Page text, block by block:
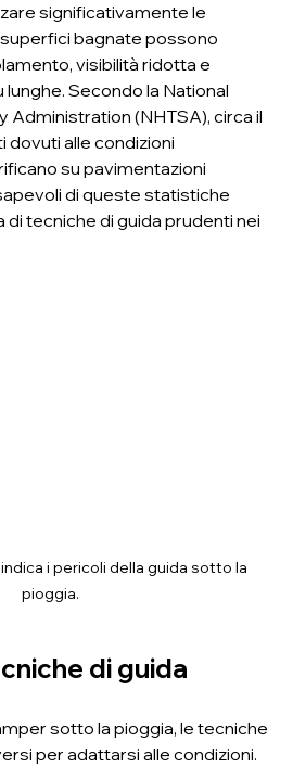
significativamente le
bagnate possono
visibilità ridotta e
Secondo la National
Administration (NHTSA), circa il
dovuti alle condizioni
su pavimentazioni
di queste statistiche
tecniche di guida prudenti nei
i pericoli della guida sotto la
pioggia.
di guida
sotto la pioggia, le tecniche
per adattarsi alle condizioni.